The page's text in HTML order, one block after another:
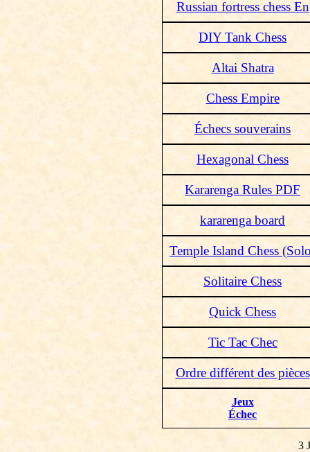
Russian fortress chess En
DIY Tank Chess
Altai Shatra
Chess Empire
Échecs souverains
Hexagonal Chess
Kararenga Rules PDF
kararenga board
Temple Island Chess
Solitaire Chess
Quick Chess
Tic Tac Chec
Ordre différentdes pièces
Jeux
Échec
3